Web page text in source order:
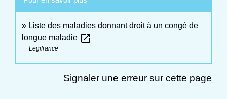
Liste des maladies donnant droit à un congé de
longue maladie open_in_new
Legifrance
Signaler une erreur sur cette page